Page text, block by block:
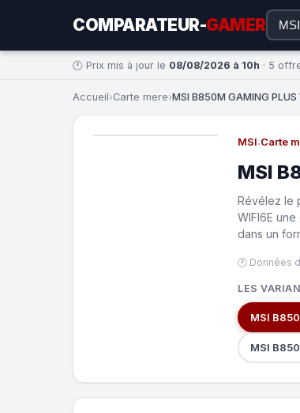
COMPARATEUR-GAMER
🕐 Prix mis à jour le 08/08/2026 à 10h · 5
Accueil›Carte mere›MSI B850M GAMING
MSI·Carte
MSI
Révélez le
WIFI6E
dans un
🕐 Données
LES
MSI
MSI